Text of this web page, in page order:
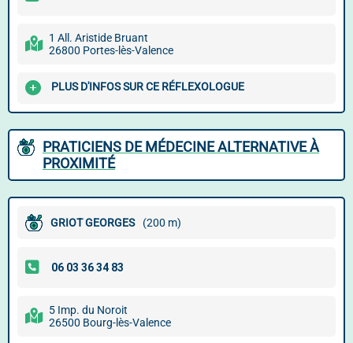
1 All. Aristide Bruant
26800 Portes-lès-Valence
PLUS D'INFOS SUR CE RÉFLEXOLOGUE
PRATICIENS DE MÉDECINE ALTERNATIVE À
PROXIMITÉ
GRIOT GEORGES (200 m)
5 Imp. du Noroit
26500 Bourg-lès-Valence